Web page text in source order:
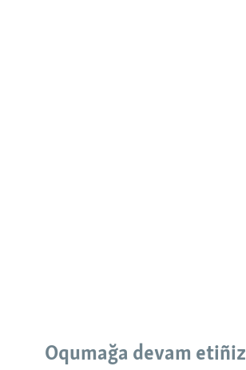
Oqumağa devam etiñiz